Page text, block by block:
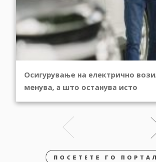
Осигурување на електрично
менува, а што останува исто
ПОСЕТЕТЕ ГО